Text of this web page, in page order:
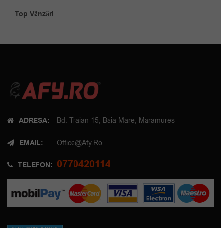
Top Vânzări
ADRESA: Bd. Traian 15, Baia Mare, Maramures
EMAIL: Office@afy.ro
TELEFON: 0770420114